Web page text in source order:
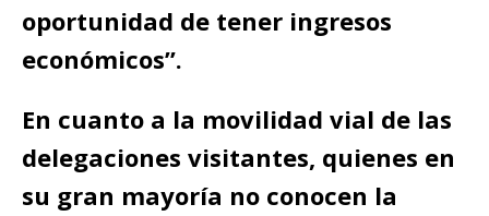
oportunidad de tener ingresos
económicos”.
En cuanto a la movilidad vial de las
delegaciones visitantes, quienes en
su gran mayoría no conocen la